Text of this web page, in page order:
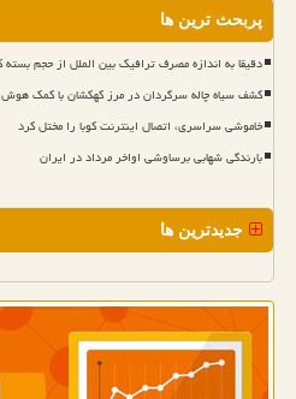
پربحث ترین ها
دقیقا به اندازه مصرف ترافیک بین الملل از حجم
کشف سیاه چاله سرگردان در مرز کهکشان با کمک
خاموشی سراسری، اتصال اینترنت کوبا را مختل کرد
بارندگی شهابی برساوشی اواخر مرداد در ایران
جدیدترین ها